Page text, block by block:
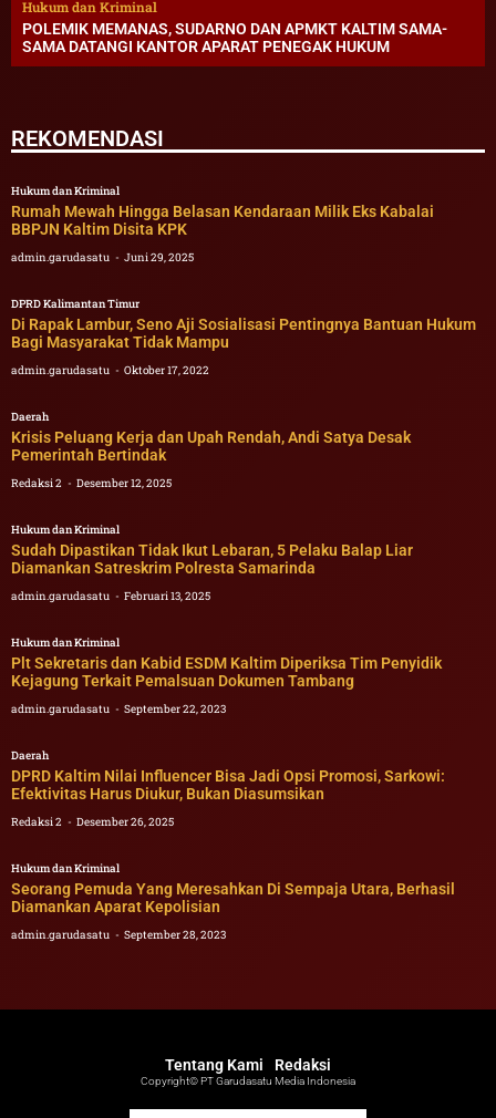
Hukum dan Kriminal
POLEMIK MEMANAS, SUDARNO DAN APMKT KALTIM SAMA-
SAMA DATANGI KANTOR APARAT PENEGAK HUKUM
REKOMENDASI
Hukum dan Kriminal
Rumah Mewah Hingga Belasan Kendaraan Milik Eks Kabalai
BBPJN Kaltim Disita KPK
admin.garudasatu Juni 29, 2025
DPRD Kalimantan Timur
Di Rapak Lambur, Seno Aji Sosialisasi Pentingnya Bantuan Hukum
Bagi Masyarakat Tidak Mampu
admin.garudasatu Oktober 17, 2022
Daerah
Krisis Peluang Kerja dan Upah Rendah, Andi Satya Desak
Pemerintah Bertindak
Redaksi 2 Desember 12, 2025
Hukum dan Kriminal
Sudah Dipastikan Tidak Ikut Lebaran, 5 Pelaku Balap Liar
Diamankan Satreskrim Polresta Samarinda
admin.garudasatu Februari 13, 2025
Hukum dan Kriminal
Plt Sekretaris dan Kabid ESDM Kaltim Diperiksa Tim Penyidik
Kejagung Terkait Pemalsuan Dokumen Tambang
admin.garudasatu September 22, 2023
Daerah
DPRD Kaltim Nilai Influencer Bisa Jadi Opsi Promosi, Sarkowi:
Efektivitas Harus Diukur, Bukan Diasumsikan
Redaksi 2 Desember 26, 2025
Hukum dan Kriminal
Seorang Pemuda Yang Meresahkan Di Sempaja Utara, Berhasil
Diamankan Aparat Kepolisian
admin.garudasatu September 28, 2023
Tentang Kami Redaksi
Copyright© PT Garudasatu Media Indonesia